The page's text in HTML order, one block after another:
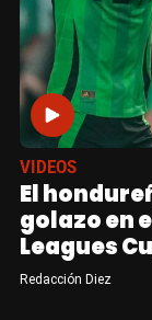
VIDEOS
El
golazo en
Leagues
Redacción Diez